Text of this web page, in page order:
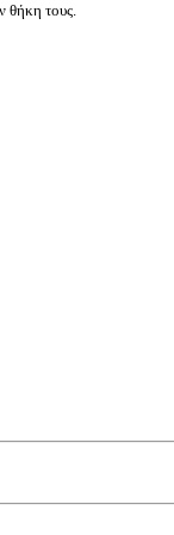
θήκη τους.